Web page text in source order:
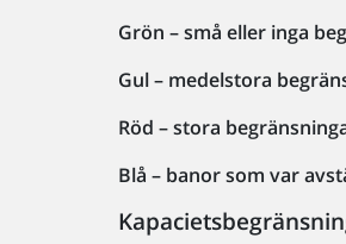
Grön – små eller inga
Gul – medelstora
Röd – stora
Blå – banor som var